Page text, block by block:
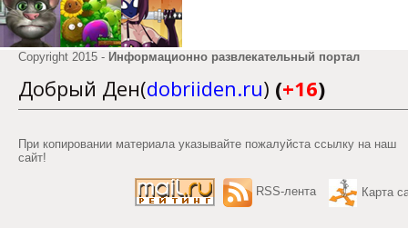
Copyright 2015 - Информационно развлекательный портал
Добрый Ден(dobriiden.ru) (+16)
При копировании материала указывайте пожалуйста ссылку на наш
сайт!
RSS-лента Карта